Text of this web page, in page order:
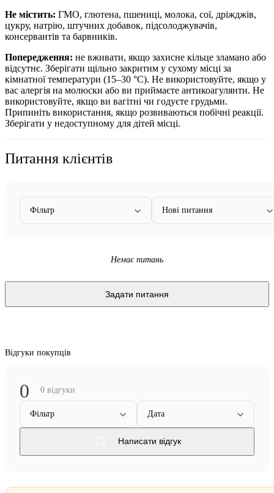
Не містить: ГМО, глютена, пшениці, молока, сої, дріжджів,
цукру, натрію, штучних добавок, підсолоджувачів,
консервантів та барвників.
Попередження: не вживати, якщо захисне кільце зламано або
відсутнє. Зберігати щільно закритим у сухому місці за
кімнатної температури (15–30 °C). Не використовуйте, якщо у
вас алергія на молюски або ви приймаєте антикоагулянти. Не
використовуйте, якщо ви вагітні чи годуєте грудьми.
Припиніть використання, якщо розвиваються побічні реакції.
Зберігати у недоступному для дітей місці.
Питання клієнтів
Фільтр Нові питання
Немає питань
Задати питання
Відгуки покупців
0 0 відгуки
Фільтр Дата
Написати відгук